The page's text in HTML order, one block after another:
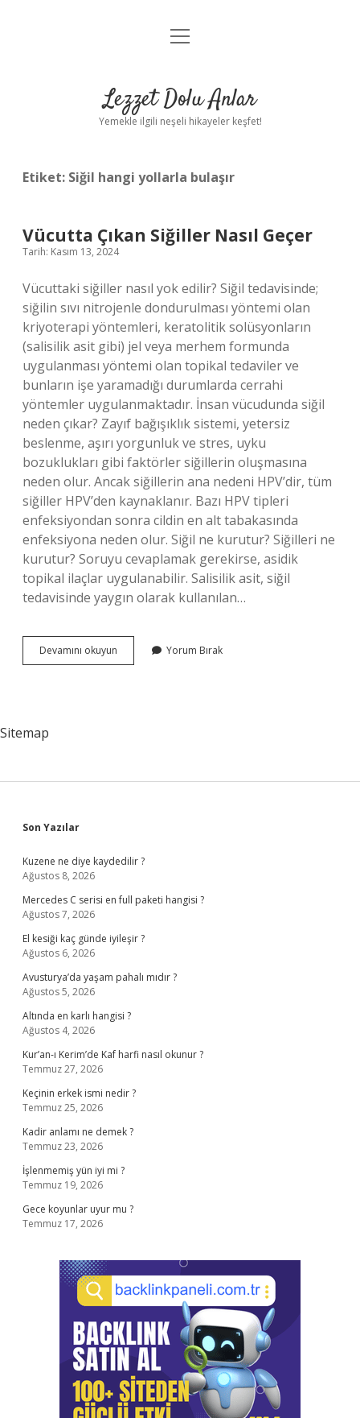
Anasayfa
Yasal Uyarı
menüyü
Lezzet Dolu Anlar
Yemekle ilgili neşeli hikayeler keşfet!
Etiket: Siğil hangi yollarla bulaşır
Vücutta Çıkan Siğiller Nasıl Geçer
Tarih: Kasım 13, 2024
Vücuttaki siğiller nasıl yok edilir? Siğil tedavisinde;
siğilin sıvı nitrojenle dondurulması yöntemi olan
kriyoterapi yöntemleri, keratolitik solüsyonların
(salisilik asit gibi) jel veya merhem formunda
uygulanması yöntemi olan topikal tedaviler ve
bunların işe yaramadığı durumlarda cerrahi
yöntemler uygulanmaktadır. İnsan vücudunda siğil
neden çıkar? Zayıf bağışıklık sistemi, yetersiz
beslenme, aşırı yorgunluk ve stres, uyku
bozuklukları gibi faktörler siğillerin oluşmasına
neden olur. Ancak siğillerin ana nedeni HPV’dir, tüm
siğiller HPV’den kaynaklanır. Bazı HPV tipleri
enfeksiyondan sonra cildin en alt tabakasında
enfeksiyona neden olur. Siğil ne kurutur? Siğilleri ne
kurutur? Soruyu cevaplamak gerekirse, asidik
topikal ilaçlar uygulanabilir. Salisilik asit, siğil
tedavisinde yaygın olarak kullanılan…
Devamını okuyun
Çıkan
Yorum Bırak
Sitemap
Sidebar
Son Yazılar
Kuzene ne diye kaydedilir ?
Ağustos 8, 2026
Mercedes C serisi en full paketi hangisi ?
Ağustos 7, 2026
El kesiği kaç günde iyileşir ?
Ağustos 6, 2026
Avusturya’da yaşam pahalı mıdır ?
Ağustos 5, 2026
Altında en karlı hangisi ?
Ağustos 4, 2026
Kur’an-ı Kerim’de Kaf harfi nasıl okunur ?
Temmuz 27, 2026
Keçinin erkek ismi nedir ?
Temmuz 25, 2026
Kadir anlamı ne demek ?
Temmuz 23, 2026
İşlenmemiş yün iyi mi ?
Temmuz 19, 2026
Gece koyunlar uyur mu ?
Temmuz 17, 2026